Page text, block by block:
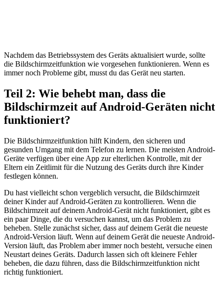
Nachdem das Betriebssystem des Geräts aktualisiert wurde, sollte
die Bildschirmzeitfunktion wie vorgesehen funktionieren. Wenn es
immer noch Probleme gibt, musst du das Gerät neu starten.
Teil 2: Wie behebt man, dass die
Bildschirmzeit auf Android-Geräten nicht
funktioniert?
Die Bildschirmzeitfunktion hilft Kindern, den sicheren und
gesunden Umgang mit dem Telefon zu lernen. Die meisten Android-
Geräte verfügen über eine App zur elterlichen Kontrolle, mit der
Eltern ein Zeitlimit für die Nutzung des Geräts durch ihre Kinder
festlegen können.
Du hast vielleicht schon vergeblich versucht, die Bildschirmzeit
deiner Kinder auf Android-Geräten zu kontrollieren. Wenn die
Bildschirmzeit auf deinem Android-Gerät nicht funktioniert, gibt es
ein paar Dinge, die du versuchen kannst, um das Problem zu
beheben. Stelle zunächst sicher, dass auf deinem Gerät die neueste
Android-Version läuft. Wenn auf deinem Gerät die neueste Android-
Version läuft, das Problem aber immer noch besteht, versuche einen
Neustart deines Geräts. Dadurch lassen sich oft kleinere Fehler
beheben, die dazu führen, dass die Bildschirmzeitfunktion nicht
richtig funktioniert.